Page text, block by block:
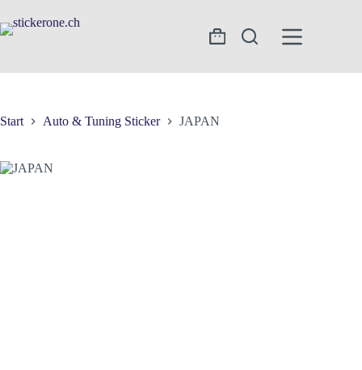
Inhalt
springen
Warenkorb
Start Auto & Tuning Sticker JAPAN